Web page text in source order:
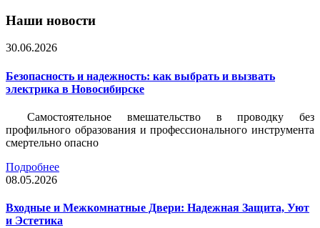
Наши новости
30.06.2026
Безопасность и надежность: как выбрать и вызвать
электрика в Новосибирске
Самостоятельное вмешательство в проводку без
профильного образования и профессионального инструмента
смертельно опасно
Подробнее
08.05.2026
Входные и Межкомнатные Двери: Надежная Защита, Уют
и Эстетика